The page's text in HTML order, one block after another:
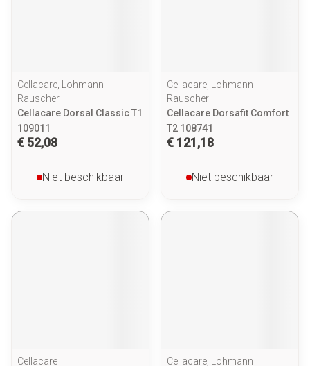
Cellacare, Lohmann
Rauscher
Cellacare Dorsal Classic T1
109011
€ 52,08
Niet beschikbaar
Cellacare, Lohmann
Rauscher
Cellacare Dorsafit Comfort
T2 108741
€ 121,18
Niet beschikbaar
Cellacare
Cellacare, Lohmann